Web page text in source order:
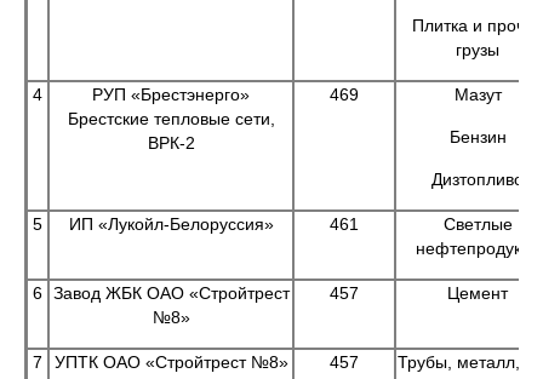
Плитка и прочие
грузы
4
РУП «Брестэнерго»
Брестские тепловые сети,
ВРК-2
469 Мазут
Бензин
Дизтопливо
5 ИП «Лукойл-Белоруссия» 461
Светлые
нефтепродукты
6 Завод ЖБК ОАО «Стройтрест
№8»
457 Цемент
7 УПТК ОАО «Стройтрест №8» 457
Трубы, металл,